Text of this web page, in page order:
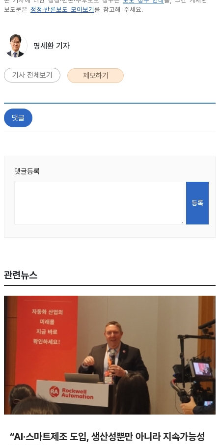
보도문은 정정·반론보도 모아보기 를 참고해 주세요.
명세환 기자
기사 전체보기 제보하기
댓글
댓글등록
관련뉴스
“AI·스마트제조 도입, 생산성뿐만 아니라 지속가능성